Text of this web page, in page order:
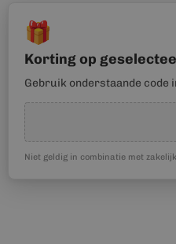
🎁
Korting op
Gebruik onderstaande code
Niet geldig in combinatie met